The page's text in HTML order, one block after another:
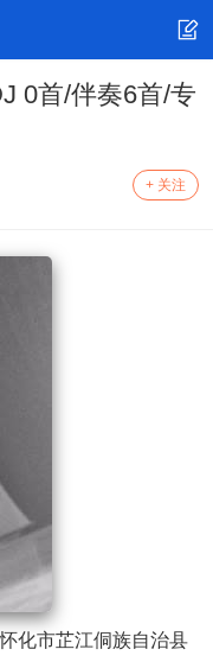
0首/伴奏6首/专
+ 关注
化市芷江侗族自治县